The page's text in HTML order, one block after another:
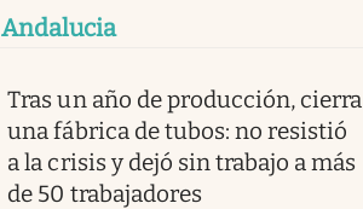
Andalucia
Tras un año de producción, cierra
una fábrica de tubos: no resistió
a la crisis y dejó sin trabajo a más
de 50 trabajadores